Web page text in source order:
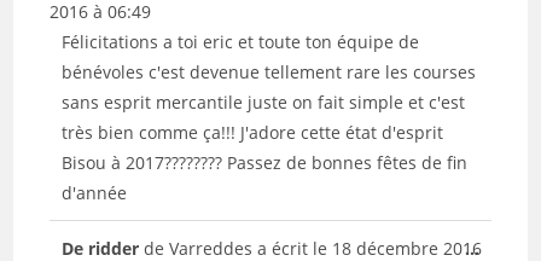
2016 à 06:49
Félicitations a toi eric et toute ton équipe de
bénévoles c'est devenue tellement rare les courses
sans esprit mercantile juste on fait simple et c'est
très bien comme ça!!! J'adore cette état d'esprit
Bisou à 2017???????? Passez de bonnes fêtes de fin
d'année
De ridderde Varreddes a écrit le 18 décembre 2016
...Ouvrir/